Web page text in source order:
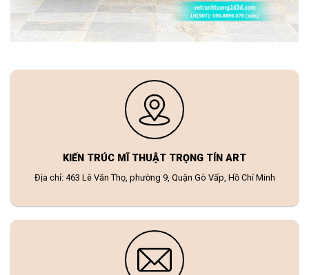
KIẾN TRÚC MĨ THUẬT TRỌNG TÍN ART
Địa chỉ: 463 Lê Văn Thọ, phường 9, Quận Gò Vấp, Hồ Chí Minh